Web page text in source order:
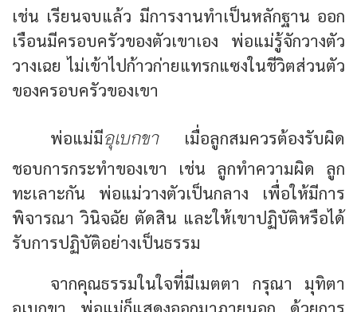
เช่น เรียนจบแล้ว มีการงานทำเป็นหลักฐาน ออก
เรือนมีครอบครัวของตัวเขาเอง พ่อแม่รู้จักวางตัว
วางเฉย ไม่เข้าไปก้าวก่ายแทรกแซงในชีวิตส่วนตัว
ของครอบครัวของเขา
พ่อแม่มีอุเบกขาเมื่อลูกสมควรต้องรับผิด
ชอบการกระทำของเขา เช่น ลูกทำความผิด ลูก
ทะเลาะกัน พ่อแม่วางตัวเป็นกลาง เพื่อให้มีการ
พิจารณา วินิจฉัย ตัดสิน และให้เขาปฏิบัติหรือได้
รับการปฏิบัติอย่างเป็นธรรม
จากคุณธรรมในใจที่มีเมตตา กรุณา มุทิตา